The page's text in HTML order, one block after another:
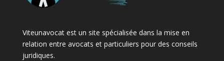
Viteunavocat est un site spécialisée dans la mise en
relation entre avocats et particuliers pour des conseils
juridiques.